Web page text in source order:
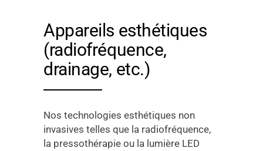
Appareils esthétiques
(radiofréquence,
drainage, etc.)
Nos technologies esthétiques non
invasives telles que la radiofréquence,
la pressothérapie ou la lumière LED